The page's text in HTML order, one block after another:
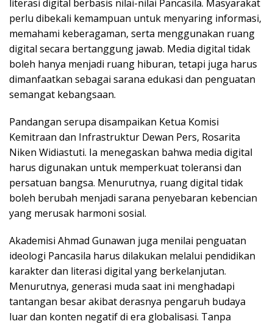
literasi digital berbasis nilai-nilai Pancasila. Masyarakat
perlu dibekali kemampuan untuk menyaring informasi,
memahami keberagaman, serta menggunakan ruang
digital secara bertanggung jawab. Media digital tidak
boleh hanya menjadi ruang hiburan, tetapi juga harus
dimanfaatkan sebagai sarana edukasi dan penguatan
semangat kebangsaan.
Pandangan serupa disampaikan Ketua Komisi
Kemitraan dan Infrastruktur Dewan Pers, Rosarita
Niken Widiastuti. Ia menegaskan bahwa media digital
harus digunakan untuk memperkuat toleransi dan
persatuan bangsa. Menurutnya, ruang digital tidak
boleh berubah menjadi sarana penyebaran kebencian
yang merusak harmoni sosial.
Akademisi Ahmad Gunawan juga menilai penguatan
ideologi Pancasila harus dilakukan melalui pendidikan
karakter dan literasi digital yang berkelanjutan.
Menurutnya, generasi muda saat ini menghadapi
tantangan besar akibat derasnya pengaruh budaya
luar dan konten negatif di era globalisasi. Tanpa